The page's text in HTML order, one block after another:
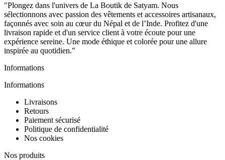
"Plongez dans l'univers de La Boutik de Satyam. Nous
sélectionnons avec passion des vêtements et accessoires artisanaux,
façonnés avec soin au cœur du Népal et de l’Inde. Profitez d'une
livraison rapide et d'un service client à votre écoute pour une
expérience sereine. Une mode éthique et colorée pour une allure
inspirée au quotidien."
Informations
Informations
Livraisons
Retours
Paiement sécurisé
Politique de confidentialité
Nos cookies
Nos produits